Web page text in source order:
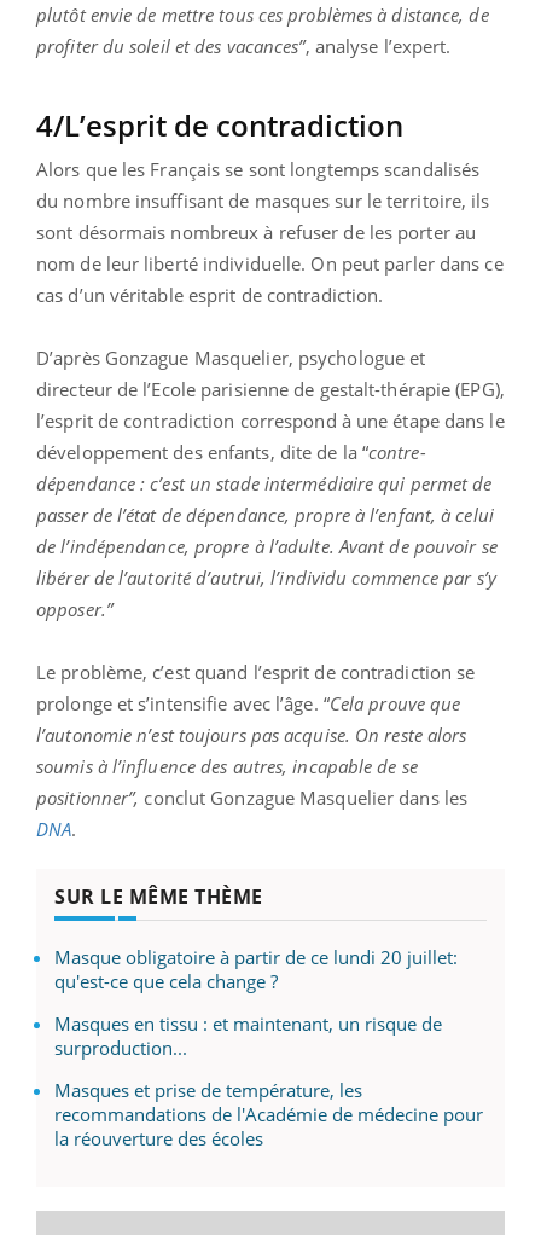
plutôt envie de mettre tous ces problèmes à distance, de
profiter du soleil et des vacances”, analyse l’expert.
4/L’esprit de contradiction
Alors que les Français se sont longtemps scandalisés
du nombre insuffisant de masques sur le territoire, ils
sont désormais nombreux à refuser de les porter au
nom de leur liberté individuelle. On peut parler dans ce
cas d’un véritable esprit de contradiction.
D’après Gonzague Masquelier, psychologue et
directeur de l’Ecole parisienne de gestalt-thérapie (EPG),
l’esprit de contradiction correspond à une étape dans le
développement des enfants, dite de la “contre-
dépendance : c’est un stade intermédiaire qui permet de
passer de l’état de dépendance, propre à l’enfant, à celui
de l’indépendance, propre à l’adulte. Avant de pouvoir se
libérer de l’autorité d’autrui, l’individu commence par s’y
opposer.”
Le problème, c’est quand l’esprit de contradiction se
prolonge et s’intensifie avec l’âge. “Cela prouve que
l’autonomie n’est toujours pas acquise. On reste alors
soumis à l’influence des autres, incapable de se
positionner”, conclut Gonzague Masquelier dans les
DNA.
SUR LE MÊME THÈME
Masque obligatoire à partir de ce lundi 20 juillet:
qu'est-ce que cela change ?
Masques en tissu : et maintenant, un risque de
surproduction...
Masques et prise de température, les
recommandations de l'Académie de médecine pour
la réouverture des écoles